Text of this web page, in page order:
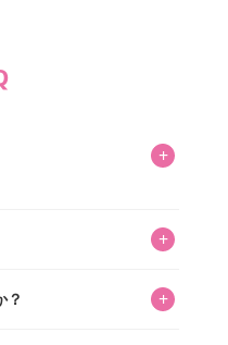
+
運営はキャラグッズコレ
際に40,000種のキャラグ
+
ど全てのアイテムを購
？ +